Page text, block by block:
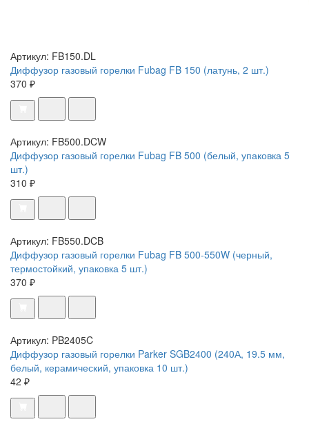
Артикул: FB150.DL
Диффузор газовый горелки Fubag FB 150 (латунь, 2 шт.)
370 ₽
Артикул: FB500.DCW
Диффузор газовый горелки Fubag FB 500 (белый, упаковка 5
шт.)
310 ₽
Артикул: FB550.DCB
Диффузор газовый горелки Fubag FB 500-550W (черный,
термостойкий, упаковка 5 шт.)
370 ₽
Артикул: PB2405C
Диффузор газовый горелки Parker SGB2400 (240А, 19.5 мм,
белый, керамический, упаковка 10 шт.)
42 ₽